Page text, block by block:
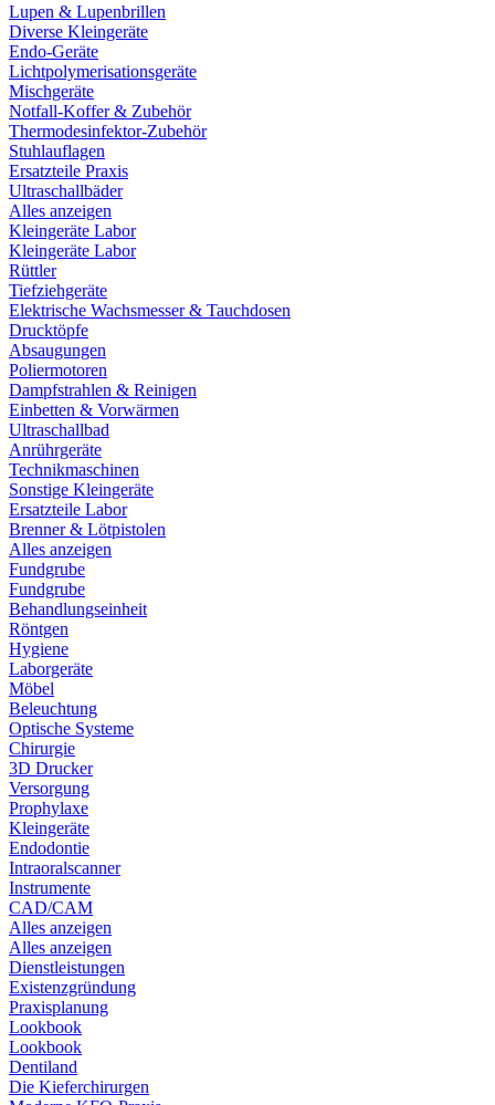
Lupen & Lupenbrillen
Diverse Kleingeräte
Endo-Geräte
Lichtpolymerisationsgeräte
Mischgeräte
Notfall-Koffer & Zubehör
Thermodesinfektor-Zubehör
Stuhlauflagen
Ersatzteile Praxis
Ultraschallbäder
Alles anzeigen
Kleingeräte Labor
Kleingeräte Labor
Rüttler
Tiefziehgeräte
Elektrische Wachsmesser & Tauchdosen
Drucktöpfe
Absaugungen
Poliermotoren
Dampfstrahlen & Reinigen
Einbetten & Vorwärmen
Ultraschallbad
Anrührgeräte
Technikmaschinen
Sonstige Kleingeräte
Ersatzteile Labor
Brenner & Lötpistolen
Alles anzeigen
Fundgrube
Fundgrube
Behandlungseinheit
Röntgen
Hygiene
Laborgeräte
Möbel
Beleuchtung
Optische Systeme
Chirurgie
3D Drucker
Versorgung
Prophylaxe
Kleingeräte
Endodontie
Intraoralscanner
Instrumente
CAD/CAM
Alles anzeigen
Alles anzeigen
Dienstleistungen
Existenzgründung
Praxisplanung
Lookbook
Lookbook
Dentiland
Die Kieferchirurgen